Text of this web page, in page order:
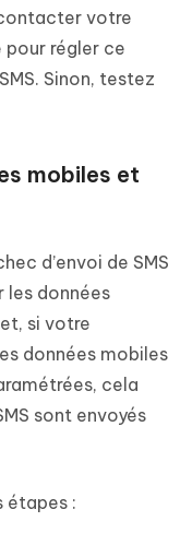
votre
pour régler ce
Sinon, testez
mobiles et
d’envoi de SMS
les données
si votre
données mobiles
cela
sont envoyés
étapes :